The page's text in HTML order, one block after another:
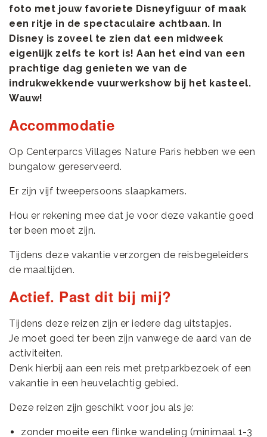
foto met jouw favoriete Disneyfiguur of maak
een ritje in de spectaculaire achtbaan. In
Disney is zoveel te zien dat een midweek
eigenlijk zelfs te kort is! Aan het eind van een
prachtige dag genieten we van de
indrukwekkende vuurwerkshow bij het kasteel.
Wauw!
Accommodatie
Op Centerparcs Villages Nature Paris hebben we een
bungalow gereserveerd.
Er zijn vijf tweepersoons slaapkamers.
Hou er rekening mee dat je voor deze vakantie goed
ter been moet zijn.
Tijdens deze vakantie verzorgen de reisbegeleiders
de maaltijden.
Actief. Past dit bij mij?
Tijdens deze reizen zijn er iedere dag uitstapjes.
Je moet goed ter been zijn vanwege de aard van de
activiteiten.
Denk hierbij aan een reis met pretparkbezoek of een
vakantie in een heuvelachtig gebied.
Deze reizen zijn geschikt voor jou als je:
zonder moeite een flinke wandeling (minimaal 1-3